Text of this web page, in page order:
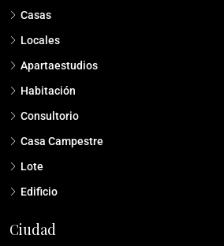
Casas
Locales
Apartaestudios
Habitación
Consultorio
Casa Campestre
Lote
Edificio
Ciudad